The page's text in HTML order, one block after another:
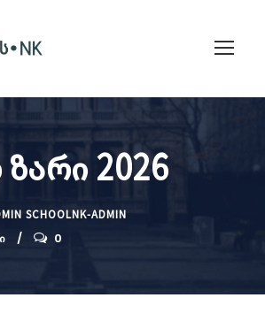
2026
SCHOOLNK-ADMIN
0